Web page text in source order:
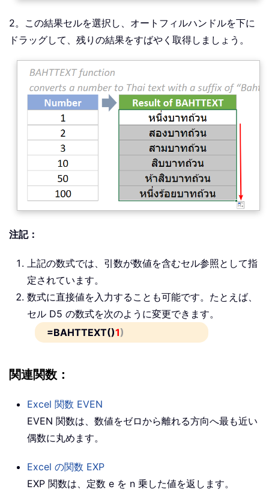
2。この結果セルを選択し、オートフィルハンドルを下に
ドラッグして、残りの結果をすばやく取得しましょう。
注記：
上記の数式では、引数が数値を含むセル参照として指
定されています。
数式に直接値を入力することも可能です。たとえば、
セル D5 の数式を次のように変更できます。
=BAHTTEXT()1)
関連関数：
Excel 関数 EVEN
EVEN 関数は、数値をゼロから離れる方向へ最も近い
偶数に丸めます。
Excel の関数 EXP
EXP 関数は、定数 e を n 乗した値を返します。